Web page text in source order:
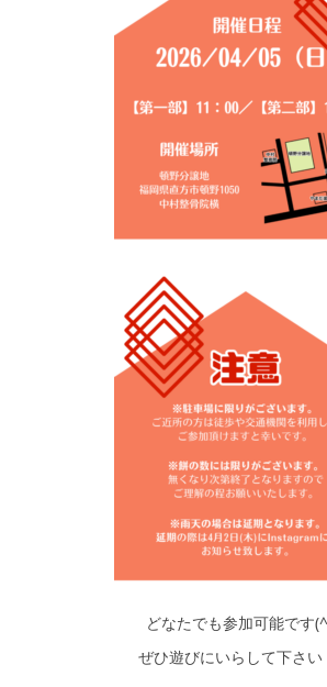
お問い合わせ
どなたでも参加可能です
ぜひ遊びにいらして下さい